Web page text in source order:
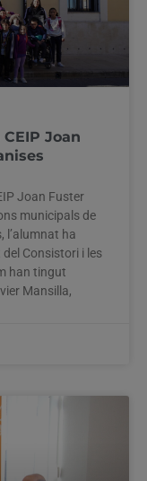
Joan
Joan Fuster
municipals de
l’alumnat ha
Consistori i les
han tingut
Mansilla,